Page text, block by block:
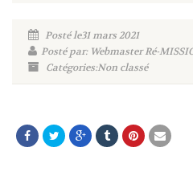
Posté le31 mars 2021
Posté par: Webmaster Ré-
Catégories:Non classé